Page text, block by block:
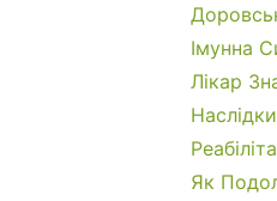
Імунна
Лікар
Як